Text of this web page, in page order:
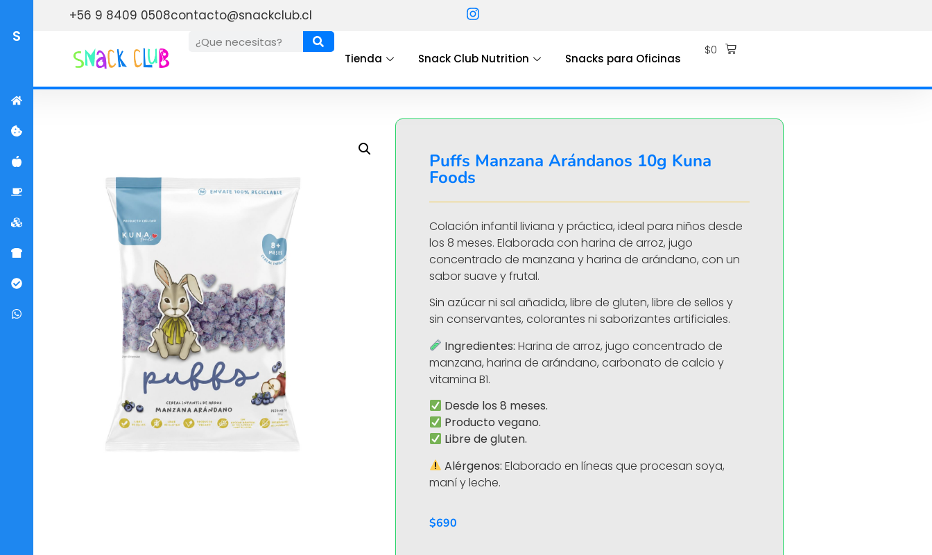
+56 9 8409 0508contacto@snackclub.cl
Tienda Snack Club Nutrition Snacks para Oficinas
$0
Puffs Manzana Arándanos 10g Kuna
Foods
Colación infantil liviana y práctica, ideal para niños desde
los 8 meses. Elaborada con harina de arroz, jugo
concentrado de manzana y harina de arándano, con un
sabor suave y frutal.
Sin azúcar ni sal añadida, libre de gluten, libre de sellos y
sin conservantes, colorantes ni saborizantes artificiales.
Ingredientes: Harina de arroz, jugo concentrado de
manzana, harina de arándano, carbonato de calcio y
vitamina B1.
Desde los 8 meses.
Producto vegano.
Libre de gluten.
Alérgenos: Elaborado en líneas que procesan soya,
maní y leche.
$690
S